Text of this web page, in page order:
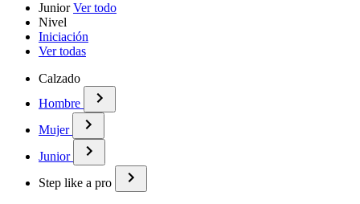
JuniorVer todo
Nivel
Iniciación
Ver todas
Calzado
Hombre
Mujer
Junior
Step like a pro